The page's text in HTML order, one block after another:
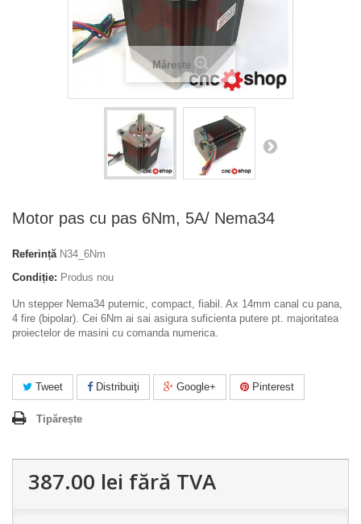
Mărește
Motor pas cu pas 6Nm, 5A/ Nema34
Referință N34_6Nm
Condiție: Produs nou
Un stepper Nema34 puternic, compact, fiabil. Ax 14mm canal cu pana,
4 fire (bipolar). Cei 6Nm ai sai asigura suficienta putere pt. majoritatea
proiectelor de masini cu comanda numerica.
Tweet Distribuiţi Google+ Pinterest
Tipărește
387.00 lei fără TVA